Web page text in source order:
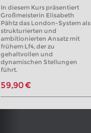
In diesem Kurs präsentiert
Großmeisterin Elisabeth
Pähtz das London-System als
strukturierten und
ambitionierten Ansatz mit
frühem Lf4, der zu
gehaltvollen und
dynamischen Stellungen
führt.
59,90 €